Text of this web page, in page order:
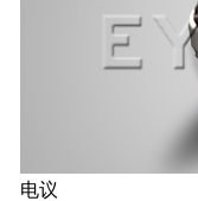
电议